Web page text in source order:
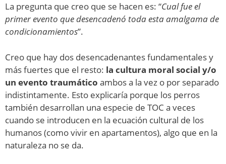
La pregunta que creo que se hacen es: “Cual fue el
primer evento que desencadenó toda esta amalgama de
condicionamientos”.
Creo que hay dos desencadenantes fundamentales y
más fuertes que el resto: la cultura moral social y/o
un evento traumático ambos a la vez o por separado
indistintamente. Esto explicaría porque los perros
también desarrollan una especie de TOC a veces
cuando se introducen en la ecuación cultural de los
humanos (como vivir en apartamentos), algo que en la
naturaleza no se da.